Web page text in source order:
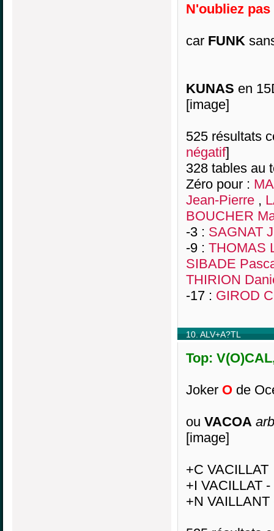
N'oubliez
car FUNK
KUNAS en
[image]
525 résultats
négatif]
328 tables au
Zéro pour :
Jean-Pierre ,
BOUCHER
-3 : SAGNAT
-9 : THOMAS
SIBADE
THIRION
-17 : GIROD
10. ALV+A?TL
Top:
Joker O de
ou VACOA
[image]
+C VACILLAT
+I VACILLAT
+N VAILLANT